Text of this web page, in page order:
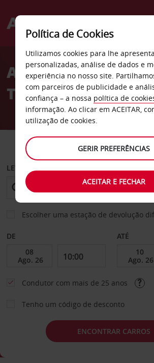
Welcome
AvisAluguer de carros
Terme
CARRO
LEVANTAR EM
Escolher uma estação de devolução
DE ATÉ
Condutor com mais de 25 anos
Tenho um código de desconto
ENCONTRAR CARROS
Política de Cookies
Utilizamos cookies para lhe
personalizadas, análise de dados e
experiência no nosso site.
com parceiros de publicidade e
confiança – a nossa política de
informação. Ao clicar em ACEITAR,
utilização de cookies.
GERIR PREFERÊNCIAS
ACEITAR E FECHAR